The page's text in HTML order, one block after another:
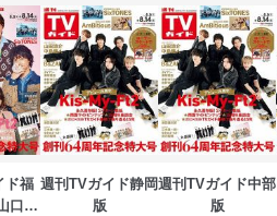
ネジメントレビューの機会を通
ジメントシステムを継続的に改
維持します。
の個人情報保護マネジメントシ
び苦情については以下までご連
せていただきます。
ド福
口西
週刊TVガイド静岡
版
週刊TVガイド中部
版